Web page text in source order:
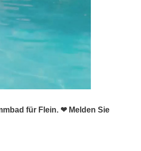
für Flein. ❤ Melden Sie